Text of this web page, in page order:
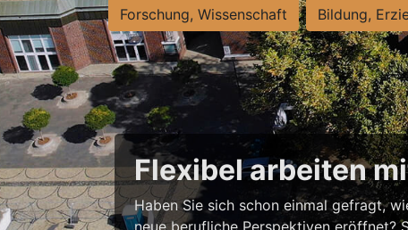
Forschung, Wissenschaft Bildung,
Flexibel arbeiten
Haben Sie sich schon einmal gefragt,